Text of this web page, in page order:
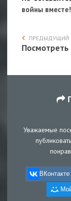
войны вместе!
ПРЕДЫДУЩИЙ
Посмотреть
Уважаемые
ВКонтакте